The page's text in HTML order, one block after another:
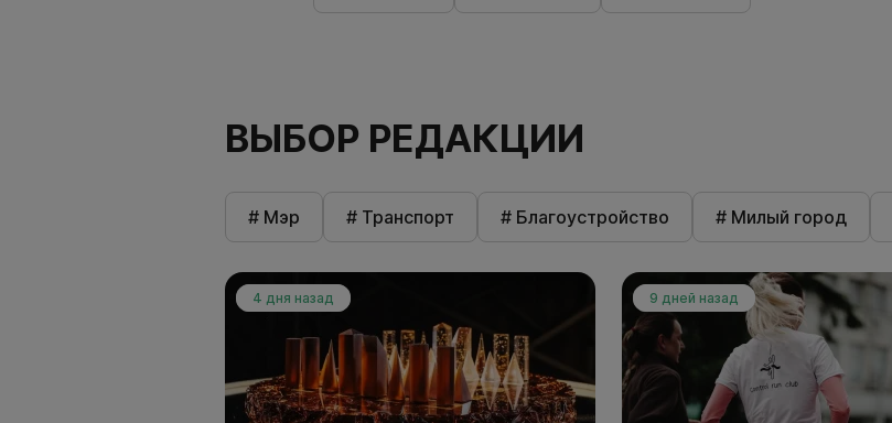
ВЫБОР РЕДАКЦИИ
# Мэр # Транспорт # Благоустройство # Милый город
4 дня назад 9 дней назад